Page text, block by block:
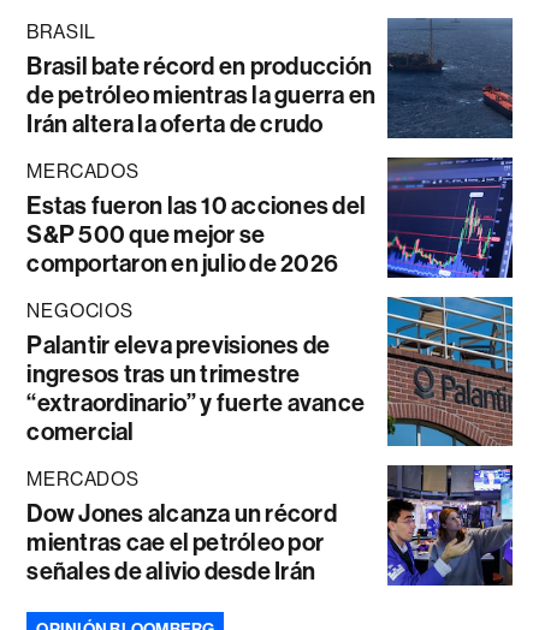
BRASIL
Brasil bate récord en producción
de petróleo mientras la guerra en
Irán altera la oferta de crudo
MERCADOS
Estas fueron las 10 acciones del
S&P 500 que mejor se
comportaron en julio de 2026
NEGOCIOS
Palantir eleva previsiones de
ingresos tras un trimestre
“extraordinario” y fuerte avance
comercial
MERCADOS
Dow Jones alcanza un récord
mientras cae el petróleo por
señales de alivio desde Irán